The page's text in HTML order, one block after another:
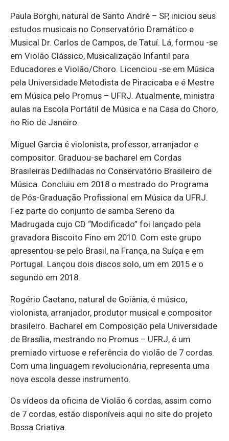
Paula Borghi, natural de Santo André – SP, iniciou seus
estudos musicais no Conservatório Dramático e
Musical Dr. Carlos de Campos, de Tatuí. Lá, formou -se
em Violão Clássico, Musicalização Infantil para
Educadores e Violão/Choro. Licenciou -se em Música
pela Universidade Metodista de Piracicaba e é Mestre
em Música pelo Promus – UFRJ. Atualmente, ministra
aulas na Escola Portátil de Música e na Casa do Choro,
no Rio de Janeiro.
Miguel Garcia é violonista, professor, arranjador e
compositor. Graduou-se bacharel em Cordas
Brasileiras Dedilhadas no Conservatório Brasileiro de
Música. Concluiu em 2018 o mestrado do Programa
de Pós-Graduação Profissional em Música da UFRJ.
Fez parte do conjunto de samba Sereno da
Madrugada cujo CD “Modificado” foi lançado pela
gravadora Biscoito Fino em 2010. Com este grupo
apresentou-se pelo Brasil, na França, na Suíça e em
Portugal. Lançou dois discos solo, um em 2015 e o
segundo em 2018.
Rogério Caetano, natural de Goiânia, é músico,
violonista, arranjador, produtor musical e compositor
brasileiro. Bacharel em Composição pela Universidade
de Brasília, mestrando no Promus – UFRJ, é um
premiado virtuose e referência do violão de 7 cordas.
Com uma linguagem revolucionária, representa uma
nova escola desse instrumento.
Os vídeos da oficina de Violão 6 cordas, assim como
de 7 cordas, estão disponíveis aqui no site do projeto
Bossa Criativa.